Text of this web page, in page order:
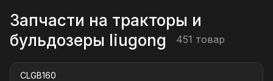
Запчасти на тракторы и
бульдозеры liugong
451 товар
CLGB160